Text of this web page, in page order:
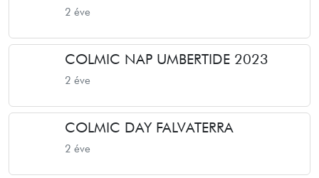
2 éve
COLMIC NAP UMBERTIDE 2023
2 éve
COLMIC DAY FALVATERRA
2 éve